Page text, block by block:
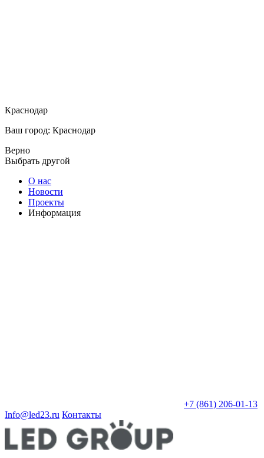
Краснодар
Ваш город: Краснодар
Верно
Выбрать другой
О нас
Новости
Проекты
Информация
+7 (861) 206-01-13
Info@led23.ru Контакты